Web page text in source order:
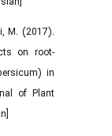
M. (2017).
on root-
in
of Plant